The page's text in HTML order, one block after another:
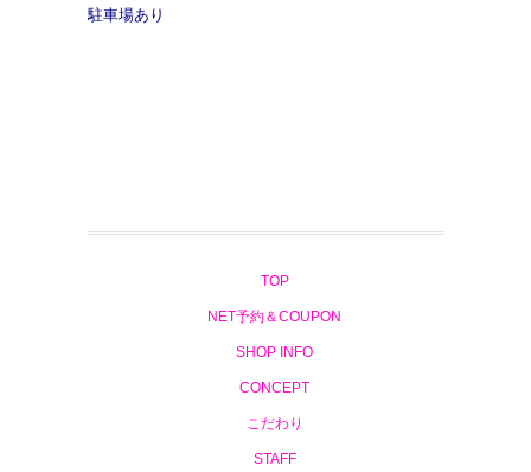
駐車場あり
TOP
NET予約＆COUPON
SHOP INFO
CONCEPT
こだわり
STAFF